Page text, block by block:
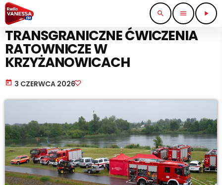
search menu play_arrow
STRAŻ I POLICJA
TRANSGRANICZNE ĆWICZENIA
RATOWNICZE W
KRZYŻANOWICACH
today 3 CZERWCA 2026